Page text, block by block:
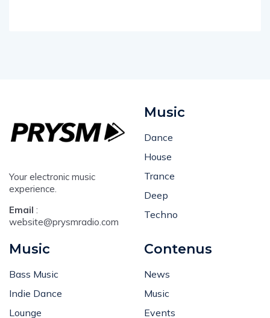
Your electronic music
experience.
Email :
website@prysmradio.com
Music
Dance
House
Trance
Deep
Techno
Music
Bass Music
Indie Dance
Lounge
Contenus
News
Music
Events